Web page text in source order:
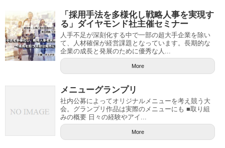
「採用手法を多様化し戦略人事を実現す
る」ダイヤモンド社主催セミナー
人手不足が深刻化する中で一部の超大手企業を除い
て、人材確保が経営課題となっています。長期的な
企業の成長と発展のために優秀な人...
More
メニューグランプリ
社内公募によってオリジナルメニューを考え競う大
会。グランプリ作品は実際のメニューにも ■取り組
みの概要 日々の経験やアイ...
More